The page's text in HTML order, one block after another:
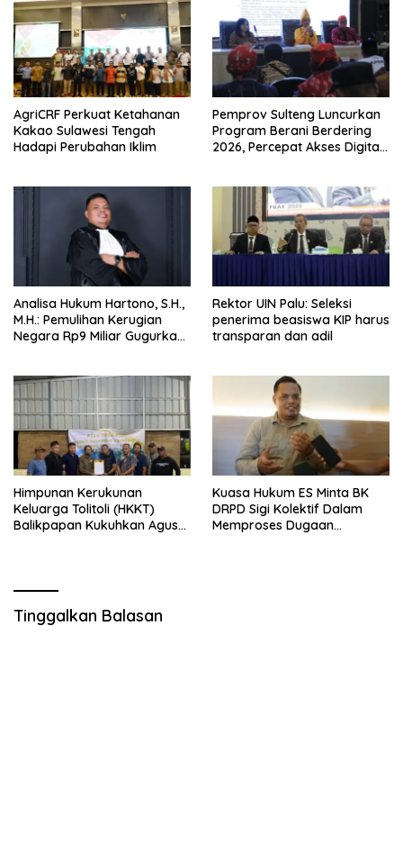
AgriCRF Perkuat Ketahanan
Kakao Sulawesi Tengah
Hadapi Perubahan Iklim
Pemprov Sulteng Luncurkan
Program Berani Berdering
2026, Percepat Akses Digital
Analisa Hukum Hartono, S.H.,
M.H.: Pemulihan Kerugian
Negara Rp9 Miliar Gugurkan
Bangunan Mess Pemda
Morowali
Rektor UIN Palu: Seleksi
penerima beasiswa KIP harus
transparan dan adil
Himpunan Kerukunan
Keluarga Tolitoli (HKKT)
Balikpapan Kukuhkan Agus
Kuasa Hukum ES Minta BK
DRPD Sigi Kolektif Dalam
Memproses Dugaan
Tinggalkan Balasan